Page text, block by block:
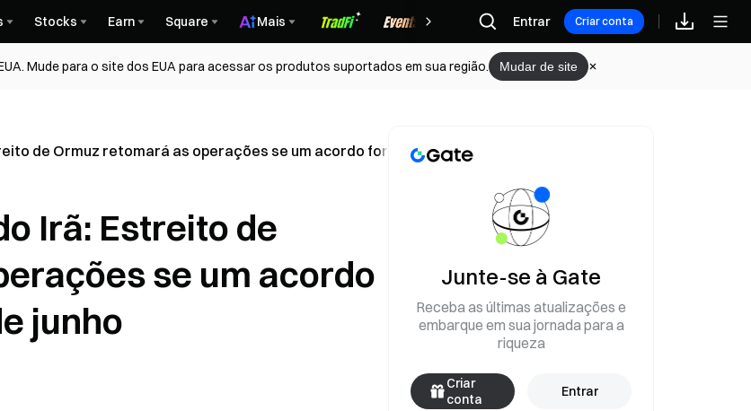
Stocks Earn Square Mais RecompensasEntrar Criar conta
Mude para o site dos EUA para acessar os produtos suportados em sua região. Mudar de site
de Ormuz retomará as operações se um acordo for alcançado em 13 de junho
Irã: Estreito de
se um acordo
junho
Junte-se à Gate
Receba as últimas atualizações e
embarque em sua jornada para a
riqueza
Criar
conta
Entrar